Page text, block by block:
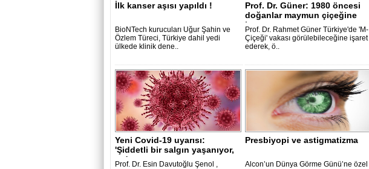
İlk kanser aşısı yapıldı !
BioNTech kurucuları Uğur Şahin ve
Özlem Türeci, Türkiye dahil yedi
ülkede klinik dene..
Prof. Dr. Güner: 1980 öncesi
doğanlar maymun çiçeğine
karşı ..
Prof. Dr. Rahmet Güner Türkiye'de 'M-
Çiçeği' vakası görülebileceğine işaret
ederek, ö..
Yeni Covid-19 uyarısı:
'Şiddetli bir salgın yaşanıyor,
gıda ..
Prof. Dr. Esin Davutoğlu Şenol ,
Presbiyopi ve astigmatizma
Alcon’un Dünya Görme Günü’ne özel